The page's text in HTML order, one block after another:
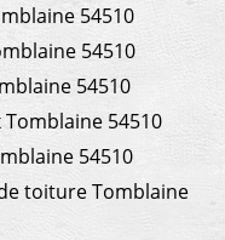
54510
54510
54510
54510
54510
toiture Tomblaine